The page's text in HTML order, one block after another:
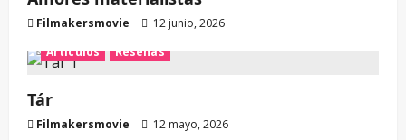
Filmakersmovie
12 junio, 2026
Artículos
Reseñas
Tár
Filmakersmovie
12 mayo, 2026